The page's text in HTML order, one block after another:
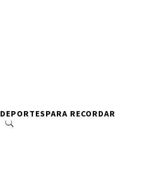
DEPORTESPARA RECORDAR